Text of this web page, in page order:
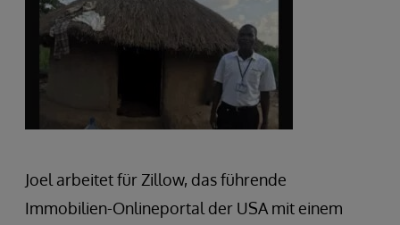
Joel arbeitet für Zillow, das führende
Immobilien-Onlineportal der USA mit einem